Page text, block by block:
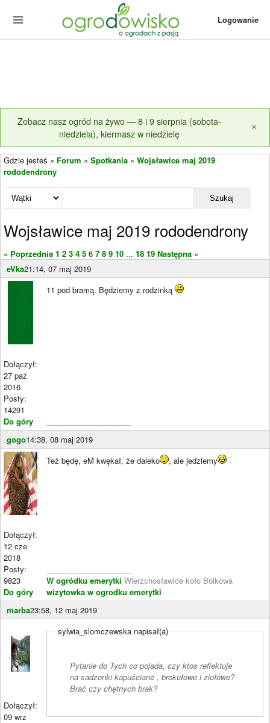
Logowanie
Zobacz nasz ogród na żywo — 8 i 9 sierpnia (sobota-
niedziela), kiermasz w niedzielę
×
Gdzie jesteś » Forum » Spotkania » Wojsławice maj 2019
rododendrony
Szukaj
Wojsławice maj 2019 rododendrony
« Poprzednia 1 2 3 4 5 6 7 8 9 10 ... 18 19 Następna »
eVka21:14, 07 maj 2019
Dołączył:
27 paź
2016
Posty:
14291
Do góry
11 pod bramą. Będziemy z rodzinką
gogo14:38, 08 maj 2019
Dołączył:
12 cze
2018
Posty:
9823
Do góry
Też będę, eM kwękał, że daleko , ale jedziemy
W ogródku emerytki Wierzchosławice koło Bolkowa
wizytowka w ogrodku emerytki
marba23:58, 12 maj 2019
Dołączył:
09 wrz
sylwia_slomczewska napisał(a)
Pytanie do Tych co pojada, czy ktos reflektuje
na sadzonki kapuściane , brokułowe i ziołowe?
Brać czy chętnych brak?